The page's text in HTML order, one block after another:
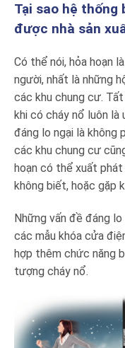
Tại sao hệ
được nhà sản
Có thể nói, hỏa hoạn
người, nhất là những
các khu chung cư.
khi có cháy nổ luôn là
đáng lo ngại là không
các khu chung cư
hoạn có thể xuất
không biết, hoặc gặp
Những vấn đề đáng
các mẫu khóa cửa
hợp thêm chức năng
tượng cháy nổ.